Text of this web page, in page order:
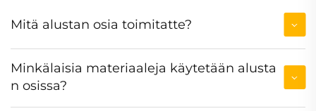
Mitä alustan osia toimitatte?
Minkälaisia materiaaleja käytetään alusta
n osissa?